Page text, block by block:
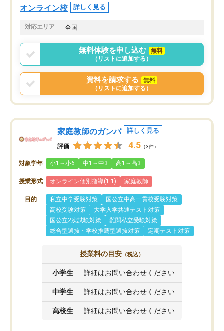
す！！
標を見つける事が出来ま
オンライン校 詳しく見る
対応エリア 全国
無料体験を申し込む
無料
（リストに追加する）
資料を請求する
無料
（リストに追加する）
家庭教師のガンバ 詳しく見る
評価 4.5 （3件）
対象学年 小1～小6 中1～中3 高1～高3
授業形式 オンライン個別指導(1:1) 家庭教師
目的 私立中学受験対策
国公立中高一貫校受験対策
高校受験対策
大学入学共通テスト対策
国公立2次試験対策
難関私立受験対策
総合型選抜・学校推薦型選抜対策
定期テスト対策
授業料の目安 （税込）
小学生 詳細はお問い合わせください
中学生 詳細はお問い合わせください
高校生 詳細はお問い合わせください